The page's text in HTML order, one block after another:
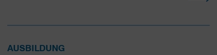
AUSBILDUNG